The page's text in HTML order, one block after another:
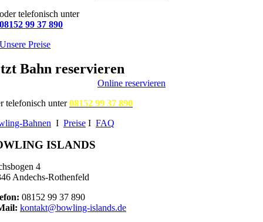
oder telefonisch unter
08152 99 37 890
Unsere Preise
Bahn reservieren
Online reservieren
telefonisch unter08152 99 37 890
Bahnen I Preise I FAQ
ISLANDS
4
Andechs-Rothenfeld
08152 99 37 890
kontakt@bowling-islands.de